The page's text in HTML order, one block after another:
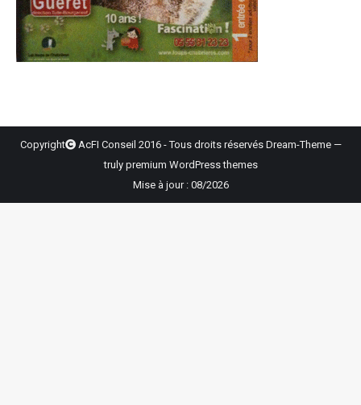
Copyright
AcFI Conseil 2016 - Tous droits réservés Dream-Theme —
truly premium WordPress themes
Mise à jour : 08/2026